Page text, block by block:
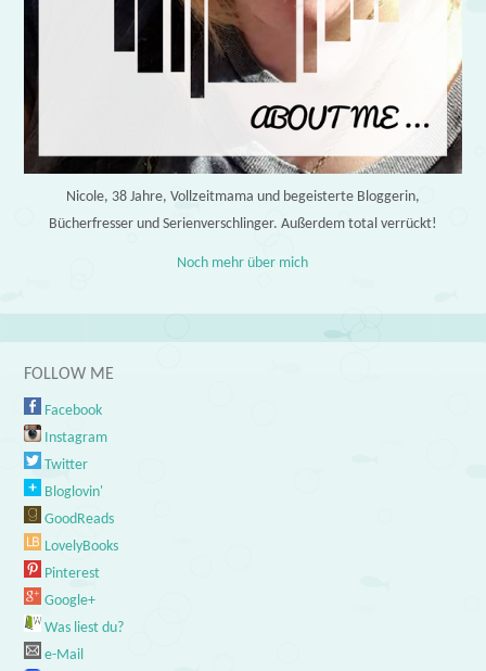
Nicole, 38 Jahre, Vollzeitmama und begeisterte Bloggerin,
Bücherfresser und Serienverschlinger. Außerdem total verrückt!
Noch mehr über mich
FOLLOW ME
Facebook
Instagram
Twitter
Bloglovin'
GoodReads
LovelyBooks
Pinterest
Google+
Was liest du?
e-Mail